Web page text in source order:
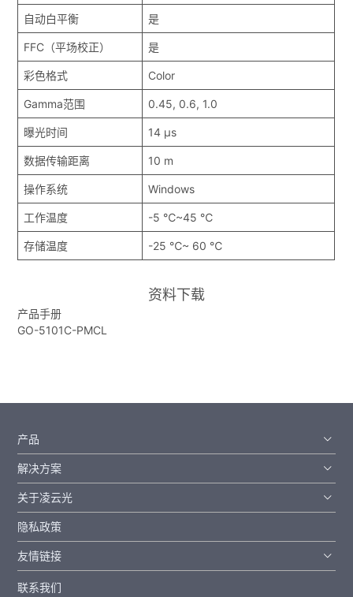
自动白平衡 是
FFC（平场校正） 是
彩色格式 Color
Gamma范围 0.45, 0.6, 1.0
曝光时间 14 μs
数据传输距离 10 m
操作系统 Windows
工作温度 -5 ℃~45 ℃
存储温度 -25 ℃~ 60 ℃
资料下载
产品手册
GO-5101C-PMCL
产品
解决方案
关于凌云光
隐私政策
友情链接
联系我们